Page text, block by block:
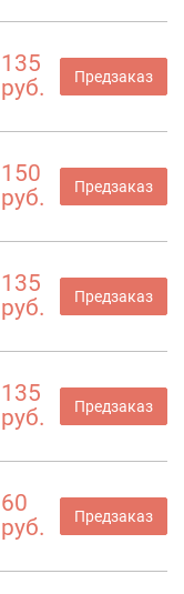
135
руб.
Предзаказ
150
руб.
Предзаказ
135
руб.
Предзаказ
135
руб.
Предзаказ
60
руб.
Предзаказ